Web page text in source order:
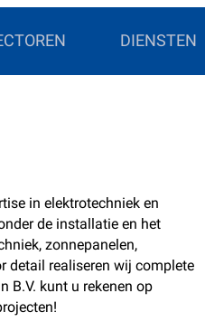
DIENSTEN
in elektrotechniek en
de installatie en het
zonnepanelen,
detail realiseren wij complete
B.V. kunt u rekenen op